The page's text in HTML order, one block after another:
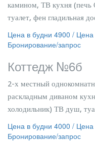
камином, ТВ кухня (печь
туалет, фен гладильная
Цена в будни 4900 /
Бронирование/запрос
Коттедж №6б
2-х местный
раскладным диваном
холодильник) ТВ душ,
Цена в будни 4000 /
Бронирование/запрос